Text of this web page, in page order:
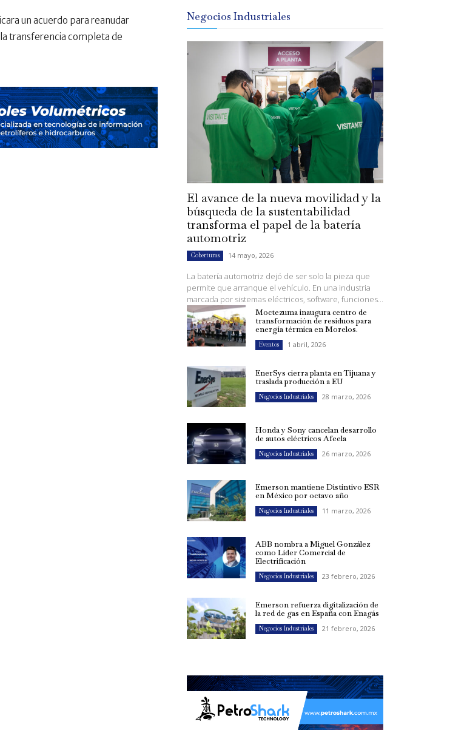
un acuerdo para reanudar
transferencia completa de
Negocios Industriales
El avance de la nueva movilidad y la
búsqueda de la sustentabilidad
transforma el papel de la batería
automotriz
Coberturas 14 mayo, 2026
La batería automotriz dejó de ser solo la pieza que
permite que arranque el vehículo. En una industria
marcada por sistemas eléctricos, software, funciones...
Moctezuma inaugura centro de
transformación de residuos para
energía térmica en Morelos.
Eventos 1 abril, 2026
EnerSys cierra planta en Tijuana y
traslada producción a EU
Negocios Industriales 28 marzo, 2026
Honda y Sony cancelan desarrollo
de autos eléctricos Afeela
Negocios Industriales 26 marzo, 2026
Emerson mantiene Distintivo ESR
en México por octavo año
Negocios Industriales 11 marzo, 2026
ABB nombra a Miguel González
como Líder Comercial de
Electrificación
Negocios Industriales 23 febrero, 2026
Emerson refuerza digitalización de
la red de gas en España con Enagás
Negocios Industriales 21 febrero, 2026